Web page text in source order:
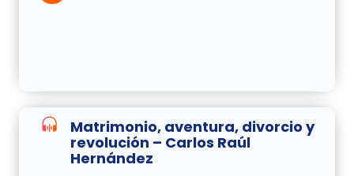
Matrimonio, aventura, divorcio y
revolución – Carlos Raúl
Hernández